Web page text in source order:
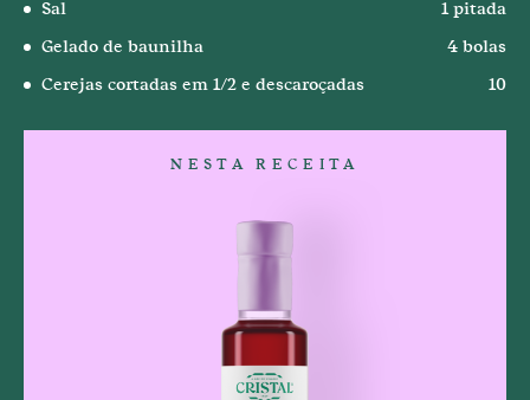
Sal 1 pitada
Gelado de baunilha 4 bolas
Cerejas cortadas em 1/2 e descaroçadas 10
NESTA RECEITA